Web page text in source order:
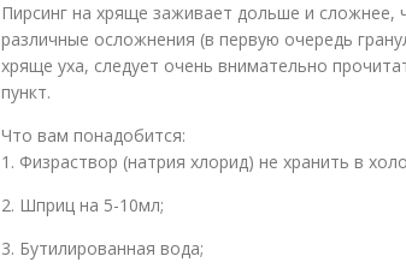
Пирсинг на хряще заживает дольше и сложнее,
различные осложнения (в первую очередь
хряще уха, следует очень внимательно
пункт.
Что вам понадобится:
1. Физраствор (натрия хлорид) не хранить в
2. Шприц на 5-10мл;
3. Бутилированная вода;